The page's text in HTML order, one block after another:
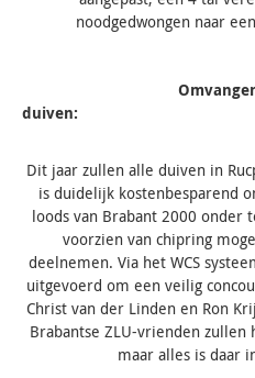
noodgedwongen naar
Dit jaar zullen alle duiven in
is duidelijk kostenbesparend
loods van Brabant 2000 onder
voorzien van chipring
deelnemen. Via het WCS
uitgevoerd om een veilig
Christ van der Linden en Ron
Brabantse ZLU-vrienden
maar alles is daar